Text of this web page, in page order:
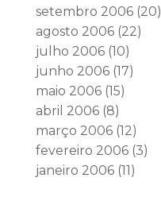
setembro 2006(20)
agosto 2006(22)
julho 2006(10)
junho 2006(17)
maio 2006(15)
abril 2006(8)
março 2006(12)
fevereiro 2006(3)
janeiro 2006(11)